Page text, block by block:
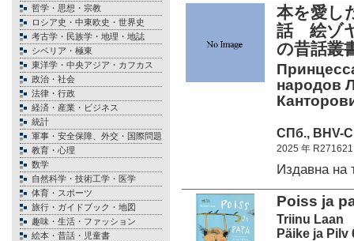
哲学・思想・宗教
ロシア史・中東欧史・世界史
考古学・民族学・地理・地誌
シベリア・極東
東洋学・中央アジア・カフカス
政治・社会
法律・行政
経済・産業・ビジネス
統計
軍事・安全保障、外交・国際問題
教育・心理
数学
自然科学・技術工学・医学
体育・スポーツ
旅行・ガイドブック・地図
趣味・生活・ファッション
絵本・昔話・児童書
本を愛し
話 絵ゾ
の昔話叢
народов
СПб., BHV-
2025 年 R271621
Издавна на
Poiss ja
Triinu Laan
Päike ja Pilv